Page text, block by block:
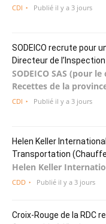
CDI Publié il y a 3 jours
SODEICO recrute pour
Directeur de
SODEICO SAS (pour
Recettes de la
CDI Publié il y a 3 jours
Helen Keller
Transportation
Helen Keller
CDD Publié il y a 3 jours
Croix-Rouge de la